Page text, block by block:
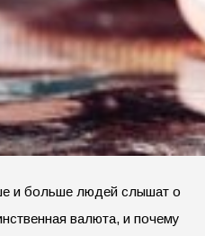
и больше людей слышат о
валюта, и почему